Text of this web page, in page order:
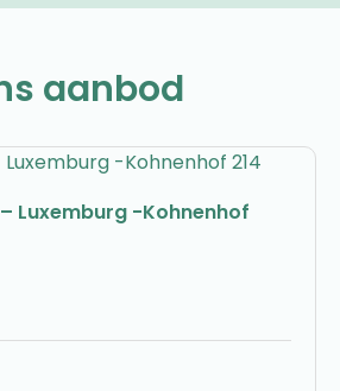
aanbod
Luxemburg -Kohnenhof